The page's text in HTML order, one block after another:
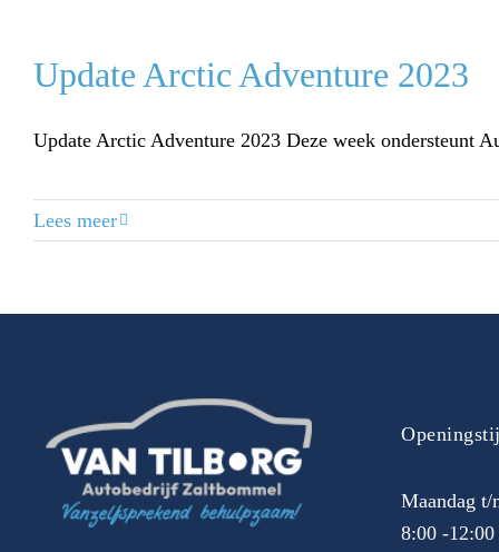
Update Arctic Adventure 2023
Update Arctic Adventure 2023 Deze week ondersteunt
Lees meer
Maandag
8:00 -